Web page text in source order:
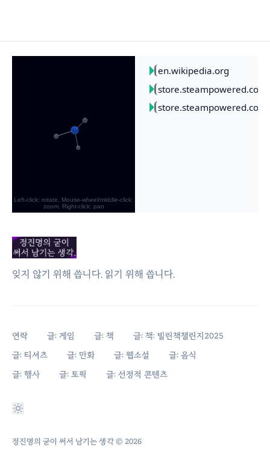
잊지 않기 위해 씁니다. 읽기 위해 씁니다.
연락 글: 게임 글: 책
글: 책: 빌린책챌린지2025
글: 티셔츠
글: 만화 글: 웹소설
글: 음식
글: 행사
글: 토픽 글: 선정적 콘텐츠
정진명의 굳이 써서 남기는 생각© 2026